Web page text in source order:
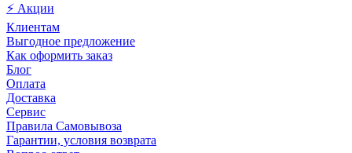
⚡ Акции
Клиентам
Выгодное предложение
Как оформить заказ
Блог
Оплата
Доставка
Сервис
Правила Самовывоза
Гарантии, условия возврата